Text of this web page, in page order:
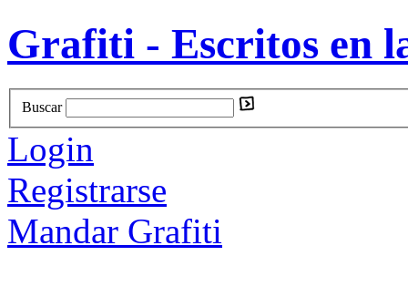
Grafiti - Escritos en
Buscar
Login
Registrarse
Mandar Grafiti